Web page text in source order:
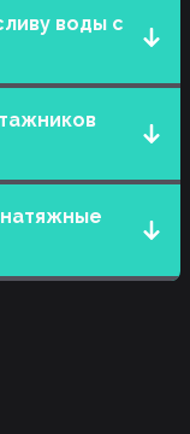
только
могут
воды с
довериться
с
опасно!